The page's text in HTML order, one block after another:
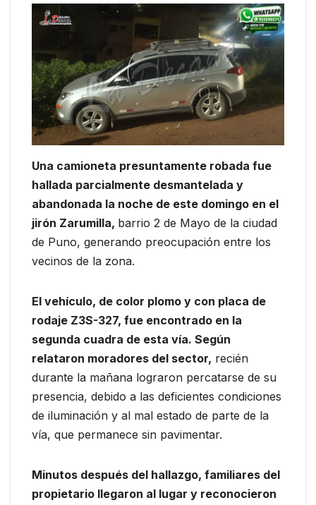
Una camioneta presuntamente robada fue
hallada parcialmente desmantelada y
abandonada la noche de este domingo en el
jirón Zarumilla, barrio 2 de Mayo de la ciudad
de Puno, generando preocupación entre los
vecinos de la zona.
El vehículo, de color plomo y con placa de
rodaje Z3S-327, fue encontrado en la
segunda cuadra de esta vía. Según
relataron moradores del sector, recién
durante la mañana lograron percatarse de su
presencia, debido a las deficientes condiciones
de iluminación y al mal estado de parte de la
vía, que permanece sin pavimentar.
Minutos después del hallazgo, familiares del
propietario llegaron al lugar y reconocieron